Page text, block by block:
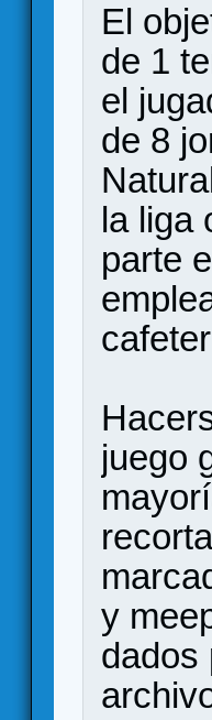
El
de 1
el
de 8
la liga
parte
juego
y
dados